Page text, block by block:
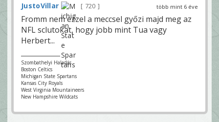
több mint 6 éve
JustoVillar 720
Fromm nem ezzel a meccsel győzi majd meg az
NFL sclutokat, hogy jobb mint Tua vagy
Herbert...
Szombathelyi Haladás
Boston Celtics
Michigan State Spartans
Kansas City Royals
West Virginia Mountaineers
New Hampshire Wildcats